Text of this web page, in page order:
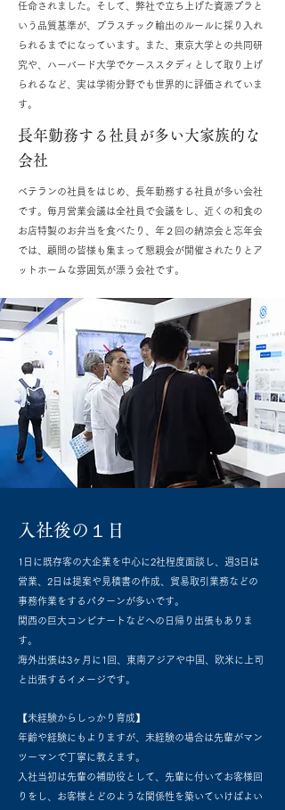
任命されました。そして、弊社で立ち上げた資源プラと
いう品質基準が、プラスチック輸出のルールに採り入れ
られるまでになっています。また、東京大学との共同研
究や、ハーバード大学でケーススタディとして取り上げ
られるなど、実は学術分野でも世界的に評価されていま
す。
長年勤務する社員が多い大家族的な
会社
ベテランの社員をはじめ、長年勤務する社員が多い会社
です。毎月営業会議は全社員で会議をし、近くの和食の
お店特製のお弁当を食べたり、年２回の納涼会と忘年会
では、顧問の皆様も集まって懇親会が開催されたりとア
ットホームな雰囲気が漂う会社です。
【未経験からしっかり育成】
年齢や経験にもよりますが、未経験の場合は先輩がマン
ツーマンで丁寧に教えます。
入社当初は先輩の補助役として、先輩に付いてお客様回
りをし、お客様とどのような関係性を築いていけばよい
入社後の１日
1日に既存客の大企業を中心に2社程度面談し、週3日は
営業、2日は提案や見積書の作成、貿易取引業務などの
事務作業をするパターンが多いです。
関西の巨大コンビナートなどへの日帰り出張もありま
す。
海外出張は3ヶ月に1回、東南アジアや中国、欧米に上司
と出張するイメージです。